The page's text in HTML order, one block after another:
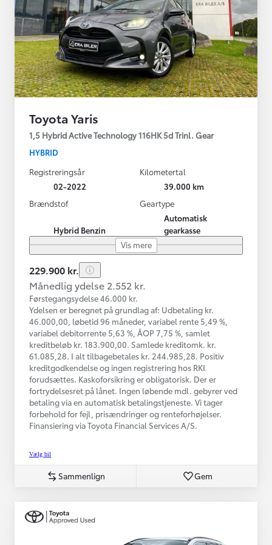
Toyota Yaris
1,5 Hybrid Active Technology 116HK 5d Trinl. Gear
HYBRID
Registreringsår
02-2022
Kilometertal
39.000 km
Brændstof
Hybrid Benzin
Geartype
Automatisk
gearkasse
Vis mere
229.900 kr.
Månedlig ydelse 2.552 kr.
Førstegangsydelse 46.000 kr.
Ydelsen er beregnet på grundlag af: Udbetaling kr.
46.000,00, løbetid 96 måneder, variabel rente 5,49 %,
variabel debitorrente 5,63 %, ÅOP 7,75 %, samlet
kreditbeløb kr. 183.900,00. Samlede kreditomk. kr.
61.085,28. I alt tilbagebetales kr. 244.985,28. Positiv
kreditgodkendelse og ingen registrering hos RKI
forudsættes. Kaskoforsikring er obligatorisk. Der er
fortrydelsesret på lånet. Ingen løbende mdl. gebyrer ved
betaling via en automatisk betalingstjeneste. Vi tager
forbehold for fejl, prisændringer og renteforhøjelser.
Finansiering via Toyota Financial Services A/S.
Vælg bil
Sammenlign Gem